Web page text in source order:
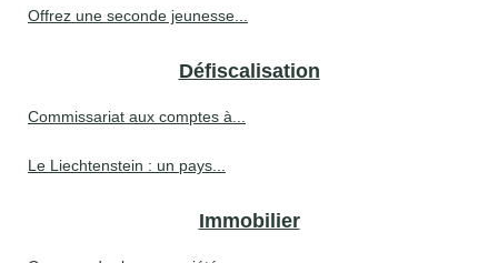
Offrez une seconde jeunesse...
Défiscalisation
Commissariat aux comptes à...
Le Liechtenstein : un pays...
Immobilier